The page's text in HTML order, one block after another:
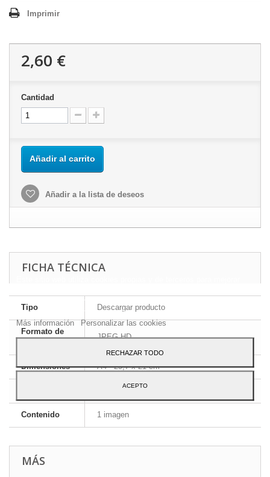
Imprimir
2,60 €
Cantidad
Añadir al carrito
Añadir a la lista de deseos
FICHA TÉCNICA
Tipo Descargar producto
Formato de
JPEG HD
Dimensiones A4 - 29,7 x 21 cm
Inglés y francés
Contenido 1 imagen
MÁS
preferencias mediante el análisis de sus hábitos de navegación.
Para dar su consentimiento sobre su uso pulse el botón Acepto.
Más información Personalizar las cookies
RECHAZAR TODO
ACEPTO